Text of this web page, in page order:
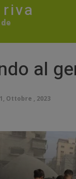
al
Ottobre , 2023